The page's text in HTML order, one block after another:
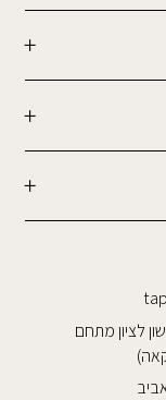
- אברהם בומה שביט 1 ראשון לציון מתחם